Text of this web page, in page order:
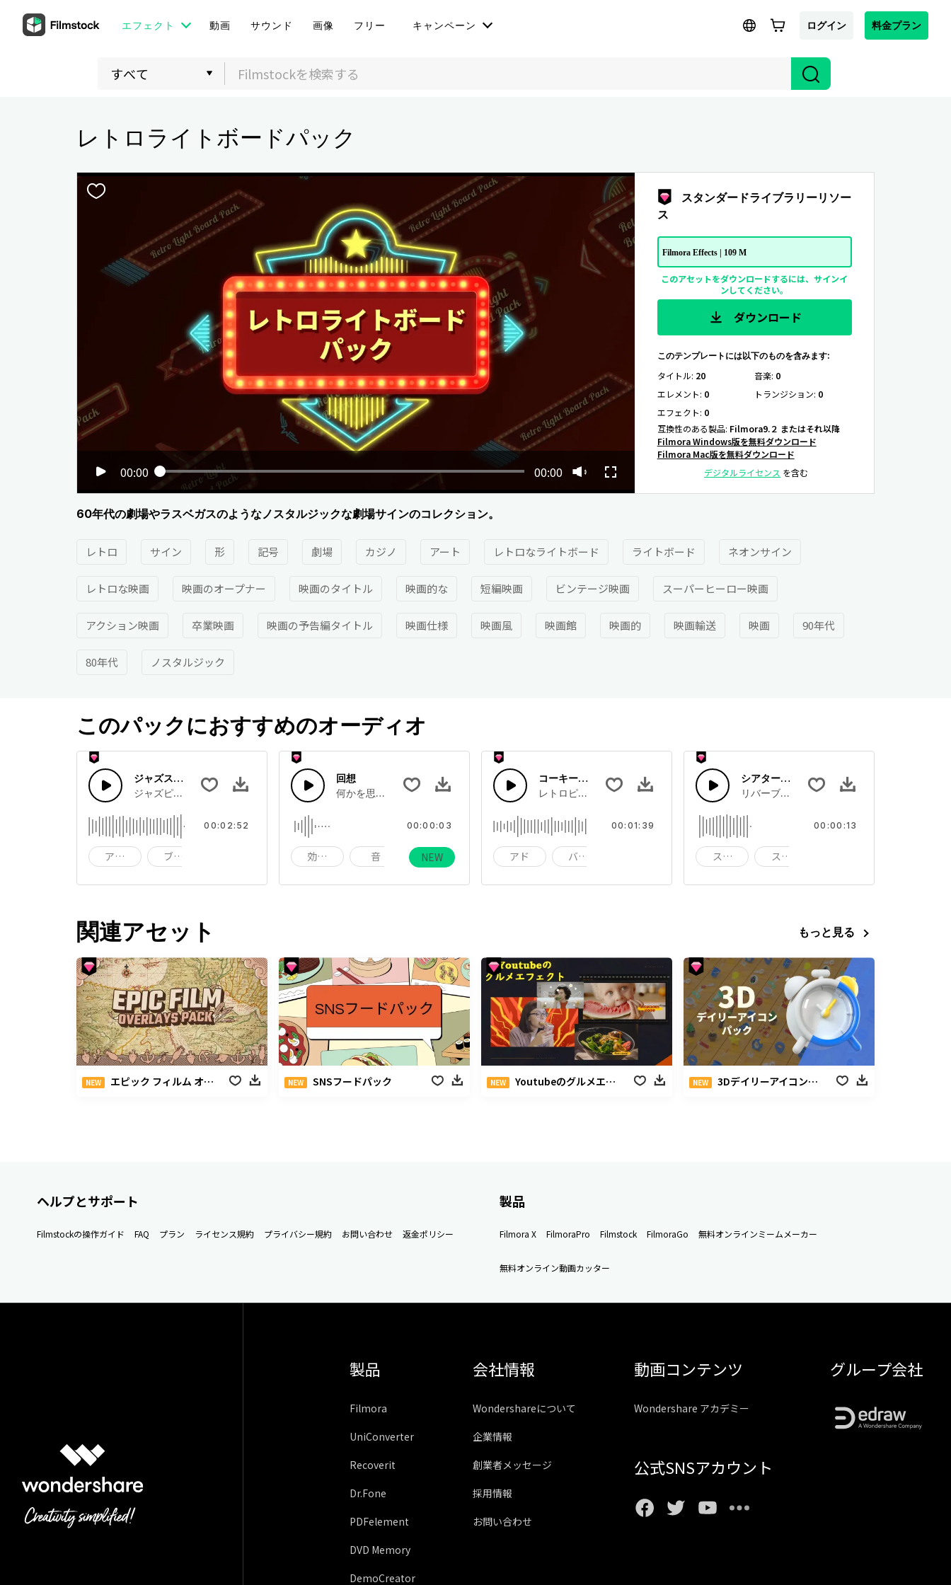
エフェクト 動画 サウンド 画像 フリー キャンペーン ログイン 料金プラン
レトロライトボードパック
00:00 00:00
スタンダードライブラリーリソー
ス
Filmora Effects | 109 M
このアセットをダウンロードするには、サインイ
ンしてください。
ダウンロード
このテンプレートには以下のものを含みます:
タイトル: 20 音楽: 0
エレメント: 0 トランジション: 0
エフェクト: 0
互換性のある製品: Filmora9.２ またはそれ以降
Filmora Windows版を無料ダウンロード
Filmora Mac版を無料ダウンロード
デジタルライセンス を含む
60年代の劇場やラスベガスのようなノスタルジックな劇場サインのコレクション。
レトロ サイン 形 記号 劇場 カジノ アート レトロなライトボード ライトボード ネオンサイン
レトロな映画 映画のオープナー 映画のタイトル 映画的な 短編映画 ビンテージ映画 スーパーヒーロー映画
アクション映画 卒業映画 映画の予告編タイトル 映画仕様 映画風 映画館 映画的 映画輸送 映画 90年代
80年代 ノスタルジック
このパックにおすすめのオーディオ
ジャズスイングレトロ
ジャズピアノとブルースギタースイング,ライトドラム
アコースティックブルース
00:02:52
回想
何かを思い出して考える時のような、吹き出し音です。
効果音 音 サウンド
00:00:03
NEW
コーキーレトロスイング
レトロピアノ,ベース,ギターとサクソフォン
アド バックグラウンド
00:01:39
シアターライザー
リバーブ付きのシアターストリングとシンセ
スティング スタブ
00:00:13
関連アセット もっと見る
NEW エピック フィルム オーバーレイ パック NEW SNSフードパック NEW Youtubeのグルメエフェクト NEW 3Dデイリーアイコンパック
ヘルプとサポート
Filmstockの操作ガイド FAQ プラン ライセンス規約 プライバシー規約 お問い合わせ 返金ポリシー
製品
Filmora X FilmoraPro Filmstock FilmoraGo 無料オンラインミームメーカー
無料オンライン動画カッター
製品
Filmora
UniConverter
Recoverit
Dr.Fone
PDFelement
DVD Memory
DemoCreator
会社情報
Wondershareについて
企業情報
創業者メッセージ
採用情報
お問い合わせ
動画コンテンツ
Wondershare アカデミー
公式SNSアカウント
グループ会社